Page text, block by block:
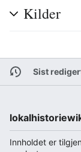
Kilder
Sist
Innholdet er